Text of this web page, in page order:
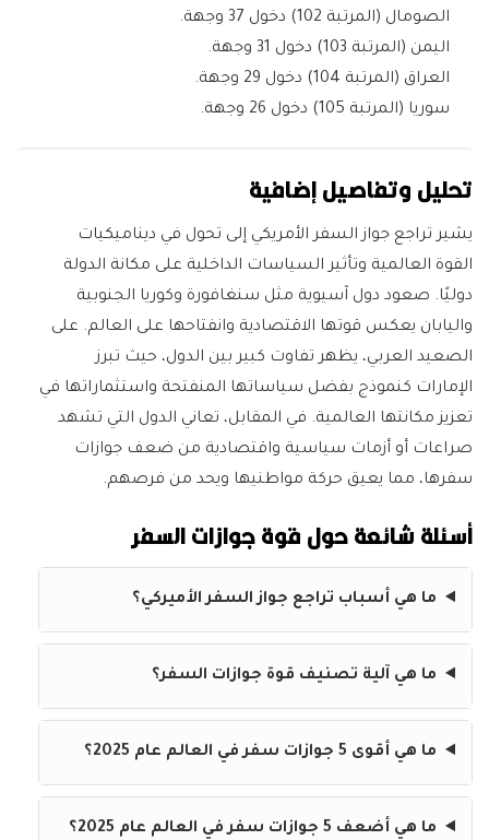
الصومال (المرتبة 102) دخول 37 وجهة.
اليمن (المرتبة 103) دخول 31 وجهة.
العراق (المرتبة 104) دخول 29 وجهة.
سوريا (المرتبة 105) دخول 26 وجهة.
تحليل وتفاصيل إضافية
يشير تراجع جواز السفر الأمريكي إلى تحول في ديناميكيات
القوة العالمية وتأثير السياسات الداخلية على مكانة الدولة
دوليًا. صعود دول آسيوية مثل سنغافورة وكوريا الجنوبية
واليابان يعكس قوتها الاقتصادية وانفتاحها على العالم. على
الصعيد العربي، يظهر تفاوت كبير بين الدول، حيث تبرز
الإمارات كنموذج بفضل سياساتها المنفتحة واستثماراتها في
تعزيز مكانتها العالمية. في المقابل، تعاني الدول التي تشهد
صراعات أو أزمات سياسية واقتصادية من ضعف جوازات
سفرها، مما يعيق حركة مواطنيها ويحد من فرصهم.
أسئلة شائعة حول قوة جوازات السفر
ما هي أسباب تراجع جواز السفر الأميركي؟
ما هي آلية تصنيف قوة جوازات السفر؟
ما هي أقوى 5 جوازات سفر في العالم عام 2025؟
ما هي أضعف 5 جوازات سفر في العالم عام 2025؟